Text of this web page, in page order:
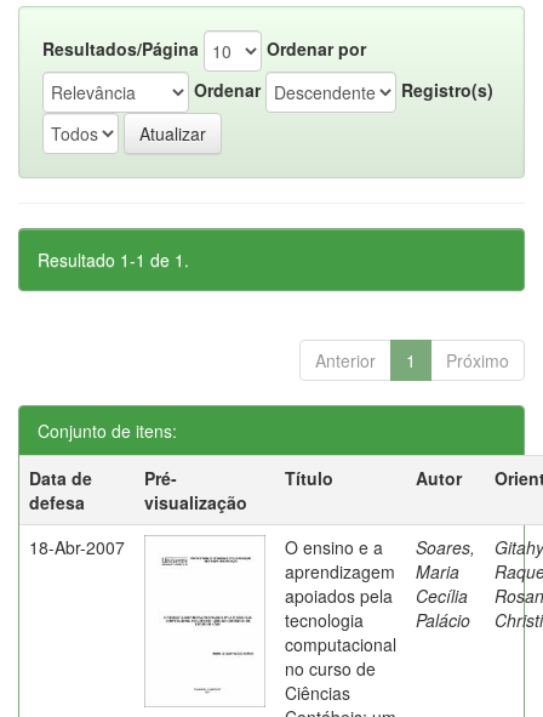
Resultados/Página
Ordenar por
Ordenar
Registro(s)
Resultado 1-1 de 1.
Anterior 1 Próximo
Conjunto de itens:
Data de
defesa
Pré-
visualização
Título Autor
18-Abr-2007
O ensino e a
aprendizagem
apoiados pela
tecnologia
computacional
no curso de
Ciências
Soares,
Maria
Cecília
Palácio
Rosan